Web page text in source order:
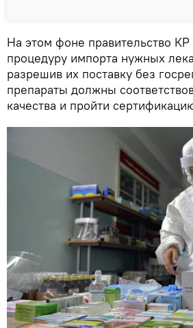
На этом фоне правительство КР
процедуру импорта нужных
разрешив их поставку без
препараты должны
качества и пройти